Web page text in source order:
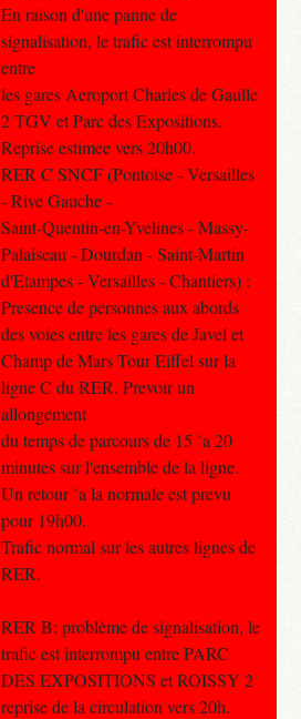
En raison d'une panne de
signalisation, le trafic est interrompu
entre
les gares Aeroport Charles de Gaulle
2 TGV et Parc des Expositions.
Reprise estimee vers 20h00.
RER C SNCF (Pontoise - Versailles
- Rive Gauche -
Saint-Quentin-en-Yvelines - Massy-
Palaiseau - Dourdan - Saint-Martin
d'Etampes - Versailles - Chantiers) :
Presence de personnes aux abords
des voies entre les gares de Javel et
Champ de Mars Tour Eiffel sur la
ligne C du RER. Prevoir un
allongement
du temps de parcours de 15 `a 20
minutes sur l'ensemble de la ligne.
Un retour `a la normale est prevu
pour 19h00.
Trafic normal sur les autres lignes de
RER.
RER B: problème de signalisation, le
trafic est interrompu entre PARC
DES EXPOSITIONS et ROISSY 2
reprise de la circulation vers 20h.